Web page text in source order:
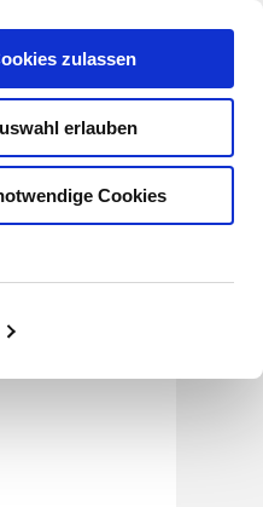
zulassen
erlauben
Cookies
Kundenlogin
Suche